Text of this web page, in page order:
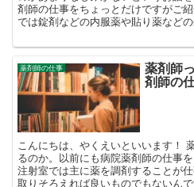
剤師の仕事をちょっとだけですがご
では錠剤などの内服薬や貼り薬など
薬剤師の仕事 薬剤師
剤師の
こんにちは、やくえいといいます！
るのか。以前にも病院薬剤師の仕事
注射室では主に薬を調剤することが
取りそろえれば良いものでもないん